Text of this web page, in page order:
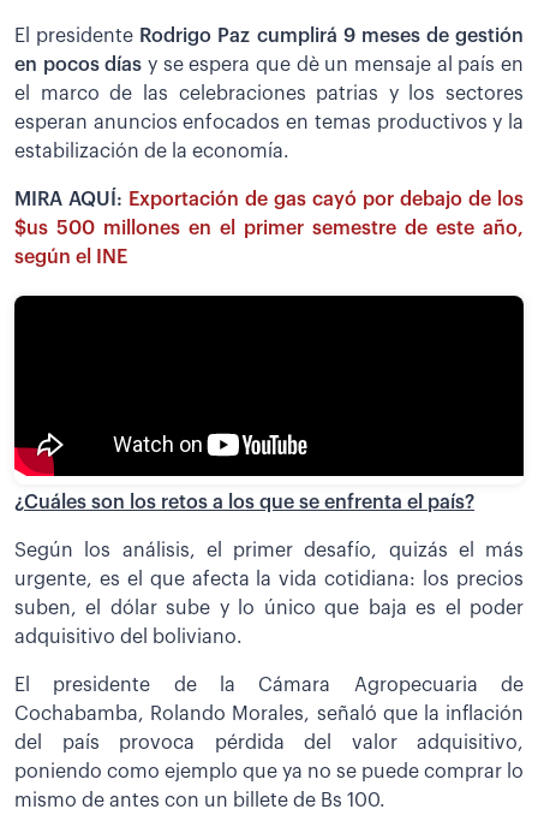
El presidente Rodrigo Paz cumplirá 9 meses de gestión
en pocos días y se espera que dè un mensaje al país en
el marco de las celebraciones patrias y los sectores
esperan anuncios enfocados en temas productivos y la
estabilización de la economía.
MIRA AQUÍ: Exportación de gas cayó por debajo de los
$us 500 millones en el primer semestre de este año,
según el INE
¿Cuáles son los retos a los que se enfrenta el país?
Según los análisis, el primer desafío, quizás el más
urgente, es el que afecta la vida cotidiana: los precios
suben, el dólar sube y lo único que baja es el poder
adquisitivo del boliviano.
El presidente de la Cámara Agropecuaria de
Cochabamba, Rolando Morales, señaló que la inflación
del país provoca pérdida del valor adquisitivo,
poniendo como ejemplo que ya no se puede comprar lo
mismo de antes con un billete de Bs 100.